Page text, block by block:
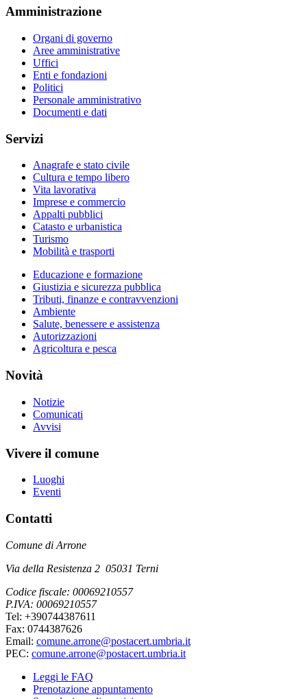
Amministrazione
Organi di governo
Aree amministrative
Uffici
Enti e fondazioni
Politici
Personale amministrativo
Documenti e dati
Servizi
Anagrafe e stato civile
Cultura e tempo libero
Vita lavorativa
Imprese e commercio
Appalti pubblici
Catasto e urbanistica
Turismo
Mobilità e trasporti
Educazione e formazione
Giustizia e sicurezza pubblica
Tributi, finanze e contravvenzioni
Ambiente
Salute, benessere e assistenza
Autorizzazioni
Agricoltura e pesca
Novità
Notizie
Comunicati
Avvisi
Vivere il comune
Luoghi
Eventi
Contatti
Comune di Arrone
Via della Resistenza 2 05031 Terni
Codice fiscale: 00069210557
P.IVA: 00069210557
Tel: +390744387611
Fax: 0744387626
Email: comune.arrone@postacert.umbria.it
PEC: comune.arrone@postacert.umbria.it
Leggi le FAQ
Prenotazione appuntamento